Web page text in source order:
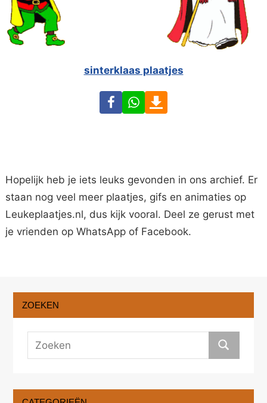
sinterklaas plaatjes
FacebookWhatsApp
Hopelijk heb je iets leuks gevonden in ons archief. Er
staan nog veel meer plaatjes, gifs en animaties op
Leukeplaatjes.nl, dus kijk vooral. Deel ze gerust met
je vrienden op WhatsApp of Facebook.
ZOEKEN